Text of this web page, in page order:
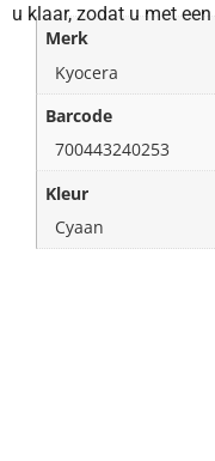
u klaar, zodat u met
Merk
Kyocera
Barcode
700443240253
Kleur
Cyaan